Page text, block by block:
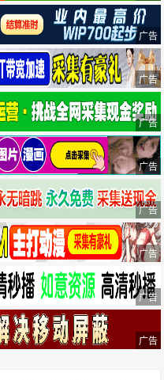
广告
广告
广告
广告
广告
广告
广告
广告